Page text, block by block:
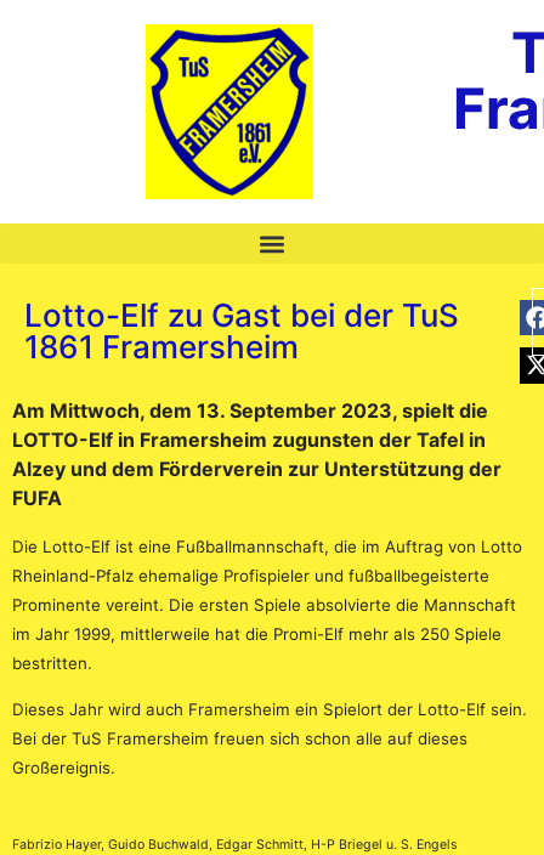
Lotto-Elf zu Gast bei der TuS
1861 Framersheim
Am Mittwoch, dem 13. September 2023, spielt die
LOTTO-Elf in Framersheim zugunsten der Tafel in
Alzey und dem Förderverein zur Unterstützung der
FUFA
Die Lotto-Elf ist eine Fußballmannschaft, die im Auftrag von Lotto
Rheinland-Pfalz ehemalige Profispieler und fußballbegeisterte
Prominente vereint. Die ersten Spiele absolvierte die Mannschaft
im Jahr 1999, mittlerweile hat die Promi-Elf mehr als 250 Spiele
bestritten.
Dieses Jahr wird auch Framersheim ein Spielort der Lotto-Elf sein.
Bei der TuS Framersheim freuen sich schon alle auf dieses
Großereignis.
Fabrizio Hayer, Guido Buchwald, Edgar Schmitt, H-P Briegel u. S. Engels